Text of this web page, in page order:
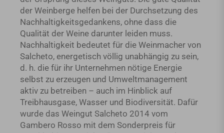
der Weinberge helfen bei der Durchsetzung des
Nachhaltigkeitsgedankens, ohne dass die
Qualität der Weine darunter leiden muss.
Nachhaltigkeit bedeutet für die Weinmacher von
Salcheto, energetisch völlig unabhängig zu sein,
d. h. die für ihr Unternehmen nötige Energie
selbst zu erzeugen und Umweltmanagement
aktiv zu betreiben – auch im Hinblick auf
Treibhausgase, Wasser und Biodiversität. Dafür
wurde das Weingut Salcheto 2014 vom
Gambero Rosso mit dem Sonderpreis für